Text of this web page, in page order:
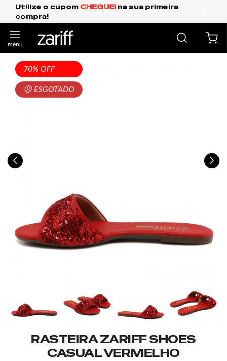
na sua primeira Frete Grátis
anterior
70% OFF
☹ ESGOTADO
RASTEIRA ZARIFF SHOES
CASUAL VERMELHO